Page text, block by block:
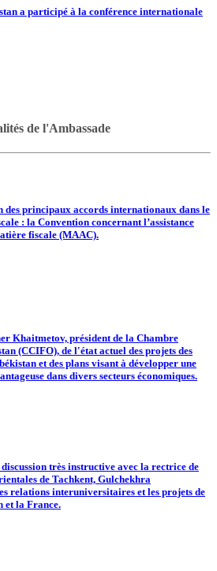
a participé à la conférence internationale
de l'Ambassade
des principaux accords internationaux dans le
: la Convention concernant l’assistance
fiscale (MAAC).
Khaitmetov, président de la Chambre
(CCIFO), de l'état actuel des projets des
et des plans visant à développer une
dans divers secteurs économiques.
très instructive avec la rectrice de
de Tachkent, Gulchekhra
relations interuniversitaires et les projets de
et la France.